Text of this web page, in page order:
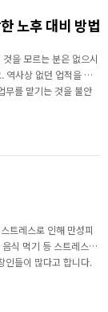
노후 대비 방법
을 모르는 분은 없으시
역사상 없던 업적을 세
무를 맡기는 것을 불안
니다. 이러한 강박증과
착하게 되죠. 건강한
후를 보내는 방법! 지금
트레스로 인해 만성피
식 먹기 등 스트레스를
인들이 많다고 합니다.
세계 스트레스 여행